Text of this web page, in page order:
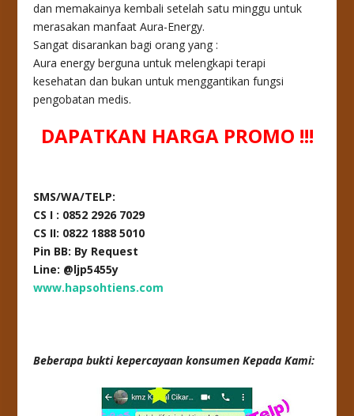
dan memakainya kembali setelah satu minggu untuk
merasakan manfaat Aura-Energy.
Sangat disarankan bagi orang yang :
Aura energy berguna untuk melengkapi terapi
kesehatan dan bukan untuk menggantikan fungsi
pengobatan medis.
DAPATKAN HARGA PROMO !!!
SMS/WA/TELP:
CS I : 0852 2926 7029
CS II: 0822 1888 5010
Pin BB: By Request
Line: @ljp5455y
www.hapsohtiens.com
Beberapa bukti kepercayaan konsumen Kepada Kami: